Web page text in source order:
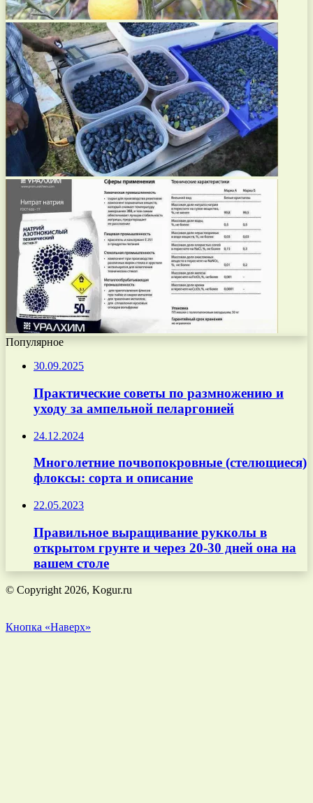
Популярное
30.09.2025
Практические советы по размножению и
уходу за ампельной пеларгонией
24.12.2024
Многолетние почвопокровные (стелющиеся)
флоксы: сорта и описание
22.05.2023
Правильное выращивание рукколы в
открытом грунте и через 20-30 дней она на
вашем столе
© Copyright 2026, Kogur.ru
Кнопка «Наверх»